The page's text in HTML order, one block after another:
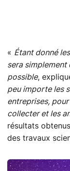
« Étant donné
sera simplement
possible,
peu importe les
entreprises,
collecter et les
résultats
des travaux